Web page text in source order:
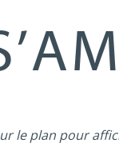
le plan pour